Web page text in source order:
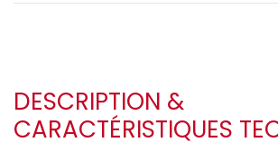
DESCRIPTION &
CARACTÉRISTIQUES